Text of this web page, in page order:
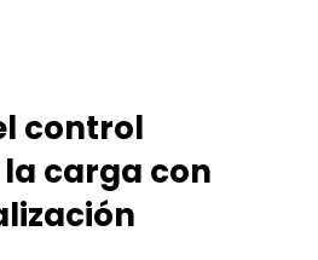
control
carga con